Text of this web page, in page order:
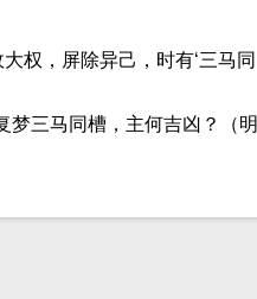
权，屏除异己，时有‘三马同
梦三马同槽，主何吉凶？（明